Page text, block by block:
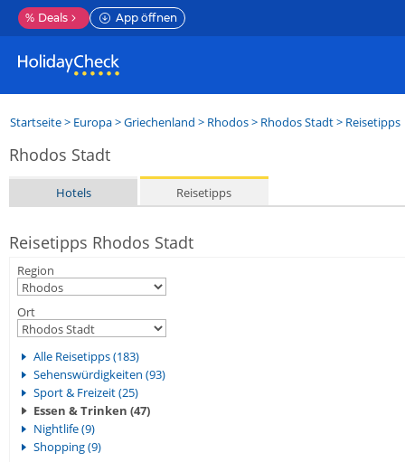
% Deals App öffnen
Startseite> Europa>Griechenland > Rhodos> Rhodos Stadt> Reisetipps
Rhodos Stadt
Hotels Reisetipps
Reisetipps Rhodos Stadt
Region
Ort
Alle Reisetipps (183)
Sehenswürdigkeiten (93)
Sport & Freizeit (25)
Essen & Trinken (47)
Nightlife (9)
Shopping (9)